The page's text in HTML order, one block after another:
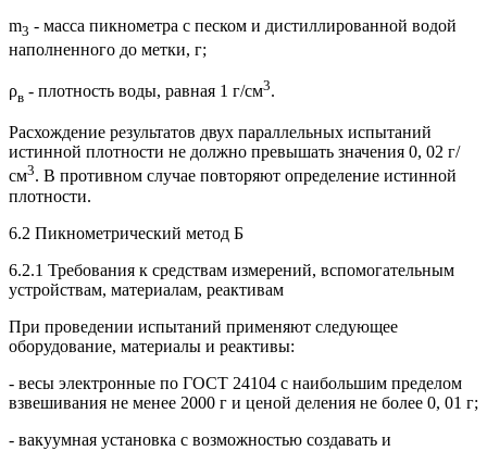
m3 - масса пикнометра с песком и дистиллированной водой
наполненного до метки, г;
ρв - плотность воды, равная 1 г/см3.
Расхождение результатов двух параллельных испытаний
истинной плотности не должно превышать значения 0, 02 г/
см3. В противном случае повторяют определение истинной
плотности.
6.2 Пикнометрический метод Б
6.2.1 Требования к средствам измерений, вспомогательным
устройствам, материалам, реактивам
При проведении испытаний применяют следующее
оборудование, материалы и реактивы:
- весы электронные по ГОСТ 24104 с наибольшим пределом
взвешивания не менее 2000 г и ценой деления не более 0, 01 г;
- вакуумная установка с возможностью создавать и